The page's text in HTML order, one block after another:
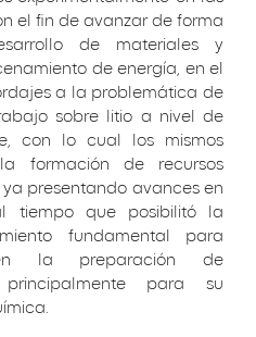
el fin de avanzar de forma
de materiales y
de energía, en el
a la problemática de
sobre litio a nivel de
con lo cual los mismos
formación de recursos
presentando avances en
tiempo que posibilitó la
fundamental para
la preparación de
principalmente para su